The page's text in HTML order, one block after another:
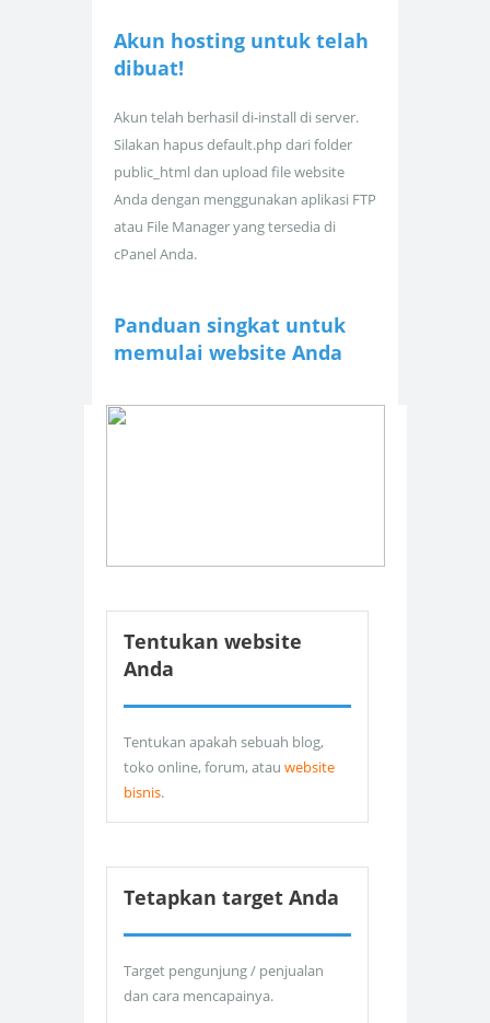
Akun hosting untuk telah
dibuat!
Akun telah berhasil di-install di server.
Silakan hapus default.php dari folder
public_html dan upload file website
Anda dengan menggunakan aplikasi FTP
atau File Manager yang tersedia di
cPanel Anda.
Panduan singkat untuk
memulai website Anda
Tentukan website
Anda
Tentukan apakah sebuah blog,
toko online, forum, atau website
bisnis.
Tetapkan target Anda
Target pengunjung / penjualan
dan cara mencapainya.